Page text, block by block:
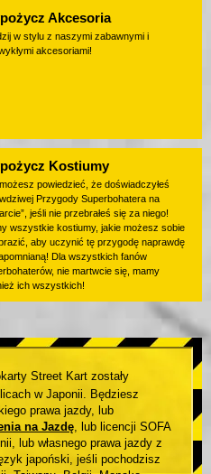
Akcesoria
w stylu z naszymi zabawnymi i
akcesoriami!
Kostiumy
powiedzieć, że doświadczyłeś
Przygody Superbohatera na
jeśli nie przebrałeś się za niego!
wszystkie kostiumy, jakie możesz sobie
aby uczynić tę przygodę naprawdę
Dla wszystkich fanów
nie martwcie się, mamy
ich wszystkich!
Street Kart zostały
w Japonii. Będziesz
prawa jazdy, lub
na Jazdę, lub licencji SOFA
lub własnego prawa jazdy z
japoński, jeśli pochodzisz